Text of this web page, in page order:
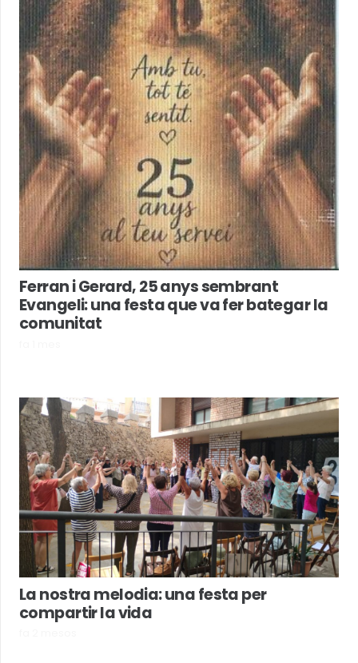
Ferran i Gerard, 25 anys sembrant
Evangeli: una festa que va fer bategar la
comunitat
La nostra melodia: una festa per
compartir la vida